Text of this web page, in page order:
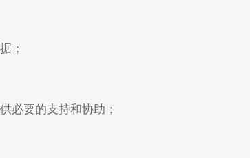
；
必要的支持和协助；